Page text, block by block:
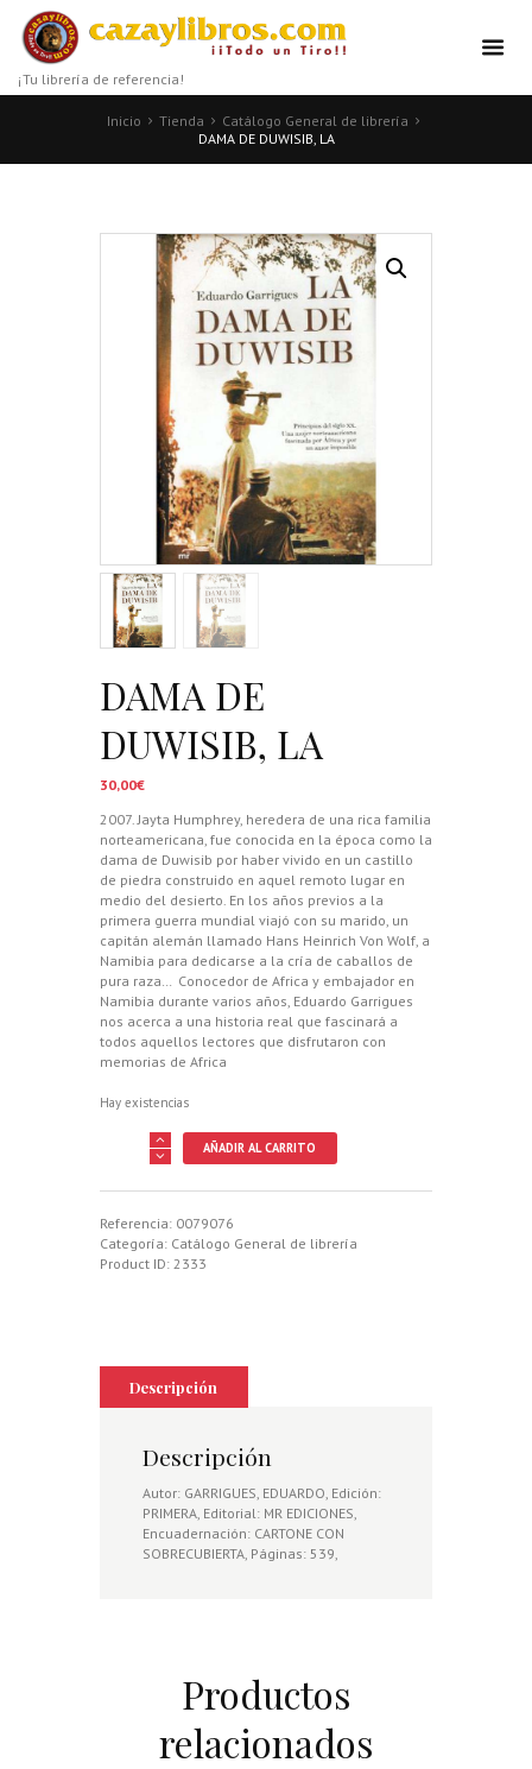
¡Tu librería de referencia!
Inicio Tienda
Catálogo General de librería
DAMA DE DUWISIB, LA
DAMA DE
DUWISIB, LA
30,00€
2007. Jayta Humphrey, heredera de una rica familia
norteamericana, fue conocida en la época como la
dama de Duwisib por haber vivido en un castillo
de piedra construido en aquel remoto lugar en
medio del desierto. En los años previos a la
primera guerra mundial viajó con su marido, un
capitán alemán llamado Hans Heinrich Von Wolf, a
Namibia para dedicarse a la cría de caballos de
pura raza…
Conocedor de Africa y embajador en
Namibia durante varios años, Eduardo Garrigues
nos acerca a una historia real que fascinará a
todos aquellos lectores que disfrutaron con
memorias de Africa
Hay existencias
cantidad
AÑADIR AL CARRITO
Referencia: 0079076
Categoría: Catálogo General de librería
Product ID: 2333
Descripción
Descripción
Autor: GARRIGUES, EDUARDO, Edición:
PRIMERA, Editorial: MR EDICIONES,
Encuadernación: CARTONE CON
SOBRECUBIERTA, Páginas: 539,
Productos
relacionados